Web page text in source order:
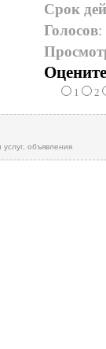
Срок
Голосов:
1 2
объявления